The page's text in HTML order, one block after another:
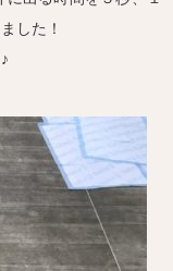
した！